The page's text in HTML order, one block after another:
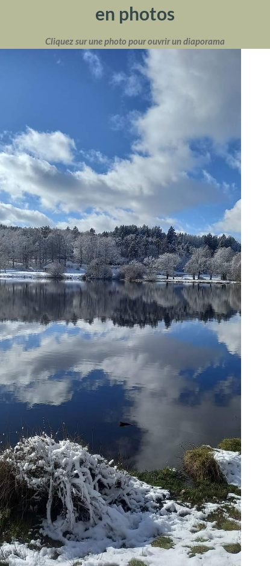
en photos
Cliquez sur une photo pour ouvrir un diaporama